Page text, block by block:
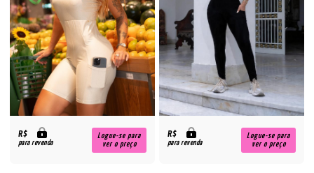
R$
para revenda
Logue-se para
ver o preço
R$
para revenda
Logue-se para
ver o preço